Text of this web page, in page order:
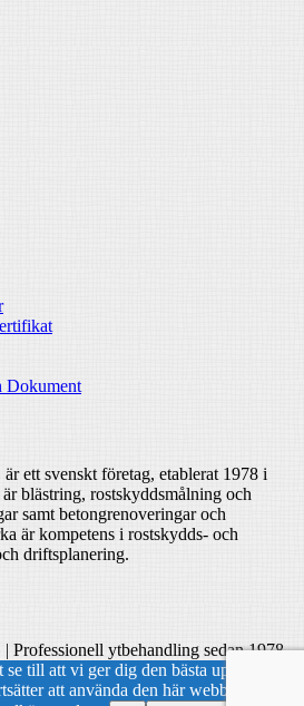
Dokument
ett svenskt företag, etablerat 1978 i
blästring, rostskyddsmålning och
samt betongrenoveringar och
är kompetens i rostskydds- och
driftsplanering.
Professionell ytbehandling sedan 1978
till att vi ger dig den bästa upplevelsen
att använda den här webbplatsen